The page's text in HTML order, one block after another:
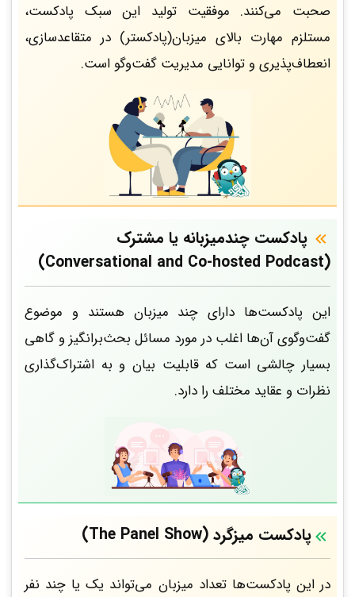
صحبت می‌کنند. موفقیت تولید این سبک پادکست،
مستلزم مهارت بالای میزبان(پادکستر) در متقاعدسازی،
انعطاف‌پذیری و توانایی مدیریت گفت‌وگو است.
پادکست چندمیزبانه یا مشترک
(Conversational and Co-hosted Podcast)
این پادکست‌ها دارای چند میزبان هستند و موضوع
گفت‌وگوی آن‌ها اغلب در مورد مسائل بحث‌برانگیز و گاهی
بسیار چالشی است که قابلیت بیان و به اشتراک‌گذاری
نظرات و عقاید مختلف را دارد.
پادکست‌ میزگرد (The Panel Show)
در این پادکست‌ها تعداد میزبان می‌تواند یک یا چند نفر